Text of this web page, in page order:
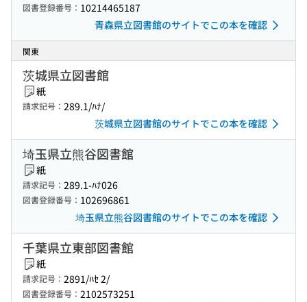
図書登録番号： 10214465187
青森県立図書館のサイトでこの本を確認
関東
茨城県立図書館
紙
請求記号： 289.1/ﾊﾅ/
茨城県立図書館のサイトでこの本を確認
埼玉県立熊谷図書館
紙
請求記号： 289.1-ﾊﾅ026
図書登録番号： 102696861
埼玉県立熊谷図書館のサイトでこの本を確認
千葉県立東部図書館
紙
請求記号： 2891/ﾊｾ 2/
図書登録番号： 2102573251